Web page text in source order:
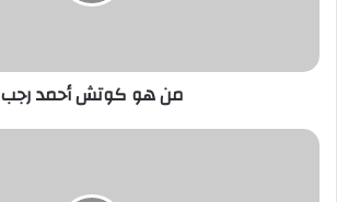
ر
ي
من هو كوتش أحمد رجب